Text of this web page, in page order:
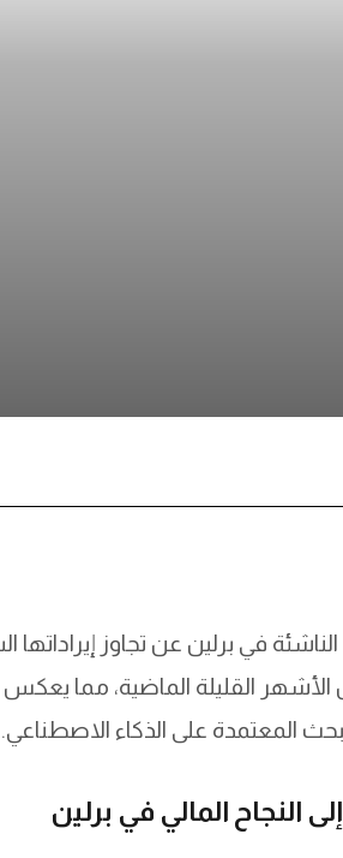
القليلة الماضية، مما
المعتمدة على الذكاء الاصطناعي.
النجاح المالي في برلين